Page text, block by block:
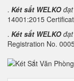
. Két sắt WELKO
14001:2015
. Két sắt WELKO đạt
Registration No.